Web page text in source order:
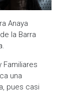
Anaya
la Barra
Familiares
una
pues casi